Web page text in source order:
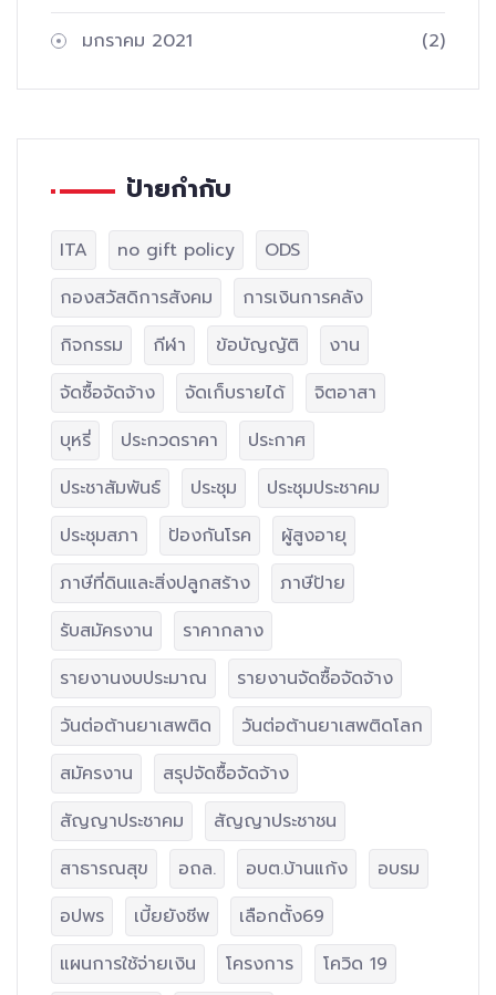
มกราคม 2021 (2)
ป้ายกำกับ
ITA no gift policy
ODS
กองสวัสดิการสังคม
การเงินการคลัง
กิจกรรม
กีฬา ข้อบัญญัติ
งาน
จัดซื้อจัดจ้าง
จัดเก็บรายได้
จิตอาสา
บุหรี่
ประกวดราคา
ประกาศ
ประชาสัมพันธ์
ประชุม
ประชุมประชาคม
ประชุมสภา
ป้องกันโรค
ผู้สูงอายุ
ภาษีที่ดินและสิ่งปลูกสร้าง
ภาษีป้าย
รับสมัครงาน
ราคากลาง
รายงานงบประมาณ
รายงานจัดซื้อจัดจ้าง
วันต่อต้านยาเสพติด
วันต่อต้านยาเสพติดโลก
สมัครงาน
สรุปจัดซื้อจัดจ้าง
สัญญาประชาคม
สัญญาประชาชน
สาธารณสุข
อถล. อบต.บ้านแก้ง
อบรม
อปพร
เบี้ยยังชีพ
เลือกตั้ง69
แผนการใช้จ่ายเงิน
โครงการ
โควิด 19